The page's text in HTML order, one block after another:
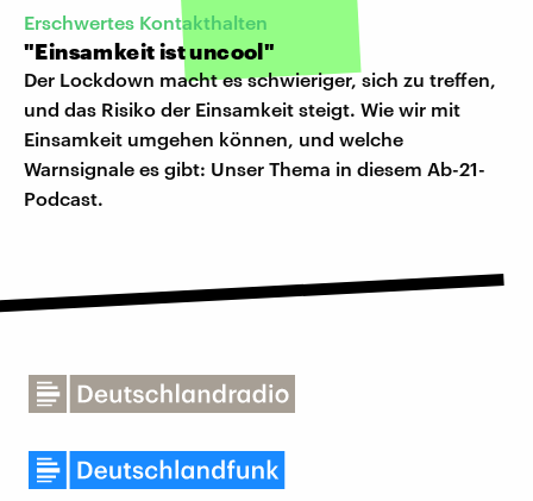
Erschwertes Kontakthalten
"Einsamkeit ist uncool"
Der Lockdown macht es schwieriger, sich zu treffen,
und das Risiko der Einsamkeit steigt. Wie wir mit
Einsamkeit umgehen können, und welche
Warnsignale es gibt: Unser Thema in diesem Ab-21-
Podcast.